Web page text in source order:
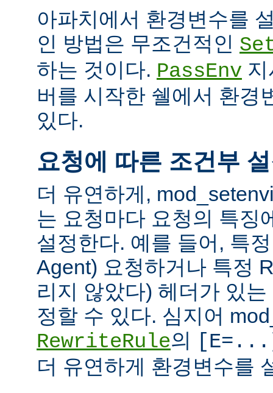
아파치에서 환경변수를
인 방법은 무조건적인
하는 것이다. PassEnv
버를 시작한 쉘에서 환경
있다.
요청에 따른 조건부
더 유연하게,
는 요청마다 요청의 특징
설정한다. 예를 들어, 특
Agent) 요청하거나 특정
리지 않았다) 헤더가 있
정할 수 있다. 심지어
RewriteRule의
더 유연하게 환경변수를